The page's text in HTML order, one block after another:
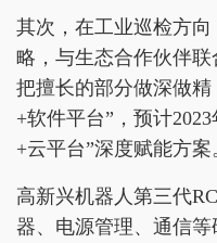
其次，在工业巡检方
略，与生态合作伙伴
把擅长的部分做深做
+软件平台”，预计
+云平台”深度赋能方案
高新兴机器人第三代
器、电源管理、通信